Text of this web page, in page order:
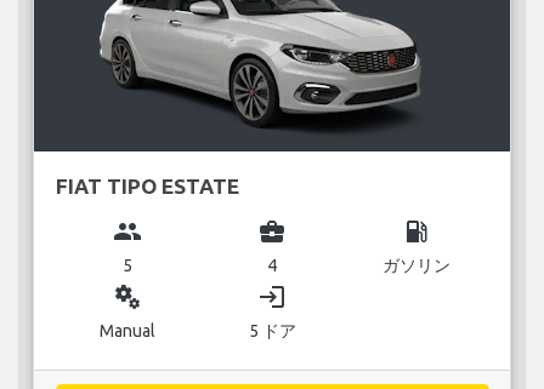
FIAT TIPO ESTATE
group
5
business_center
4
local_gas_station
ガソリン
miscellaneous_services
Manual
login
5 ドア